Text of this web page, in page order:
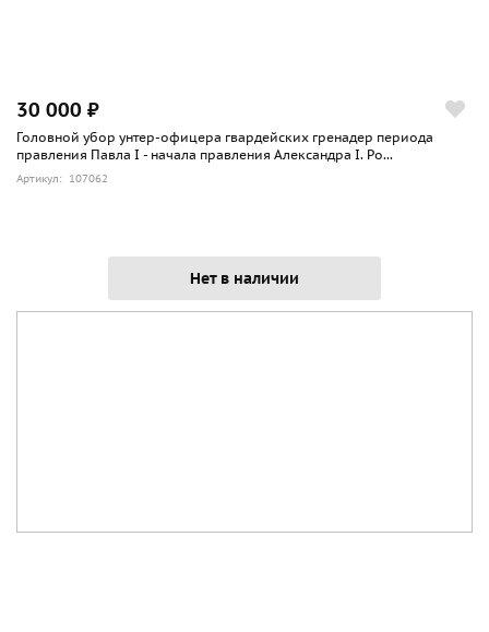
30 000 ₽
Головной убор унтер-офицера гвардейских гренадер периода
правления Павла I - начала правления Александра I. Ро...
Артикул: 107062
Нет в наличии